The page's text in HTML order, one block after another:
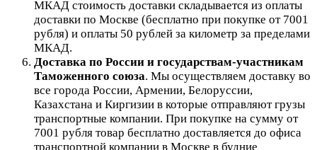
МКАД стоимость доставки складывается из оплаты
доставки по Москве (бесплатно при покупке от 7001
рубля) и оплаты 50 рублей за километр за пределами
МКАД.
Доставка по России и государствам-участникам
Таможенного союза. Мы осуществляем доставку во
все города России, Армении, Белоруссии,
Казахстана и Киргизии в которые отправляют грузы
транспортные компании. При покупке на сумму от
7001 рубля товар бесплатно доставляется до офиса
транспортной компании в Москве в будние